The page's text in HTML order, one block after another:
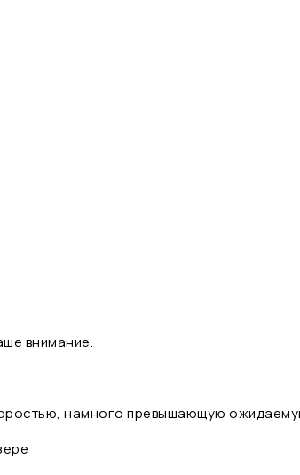
внимание.
намного превышающую